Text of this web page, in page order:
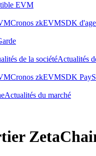
EVM
Cronos zkEVMSDK
de la sociétéActualités
Cronos zkEVMSDK Pay
Actualités du marché